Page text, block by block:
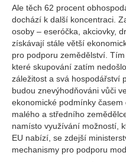
Ale těch 62 procent
dochází k další koncentraci.
osoby – eseróčka, akciovky,
získávají stále větší
pro podporu zemědělství.
které skupování zatím
záležitost a svá hospodářství
budou znevýhodňováni vůči
ekonomické podmínky
malého a středního
namísto využívání možností,
EU nabízí, se zdejší
mechanismy pro podporu